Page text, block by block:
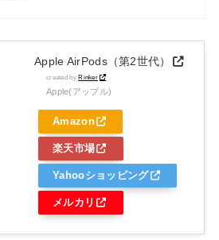
Apple AirPods（第2世代）
created byRinker
Apple(アップル)
Amazon
楽天市場
Yahooショッピング
メルカリ